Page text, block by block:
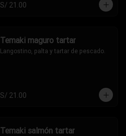
S/ 21.00
Temaki maguro tartar
Langostino, palta y tartar de pescado.
S/ 21.00
Temaki salmón tartar